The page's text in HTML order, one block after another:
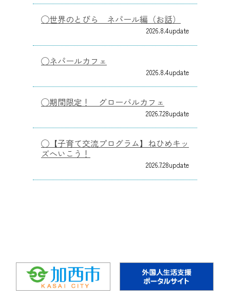
世界のとびら ネパール編（お話）
2026.8.4
ネパールカフェ
2026.8.4
期間限定！ グローバルカフェ
2026.7.28
【子育て交流プログラム】ねひめキッ
ズへいこう！
2026.7.28